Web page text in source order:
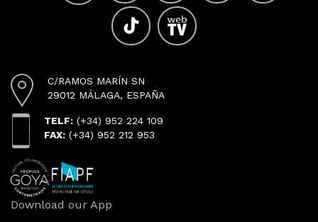
C/RAMOS MARÍN SN
29012 MÁLAGA, ESPAÑA
TELF: (+34) 952 224 109
FAX: (+34) 952 212 953
Download our App